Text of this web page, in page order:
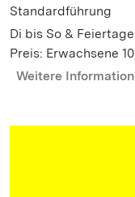
Standardführung
Di bis So &
Preis: Erwachsene
Weitere